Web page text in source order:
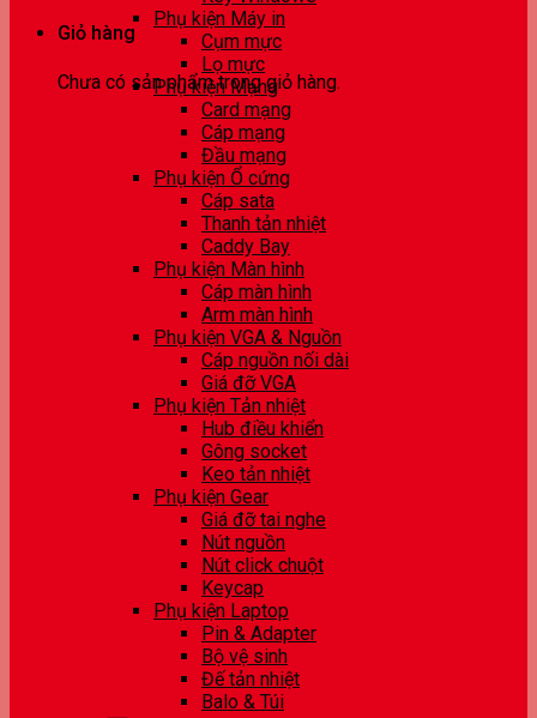
Giỏ hàng
Chưa có sản phẩm trong giỏ hàng.
Phụ kiện Máy in
Cụm mực
Lọ mực
Phụ kiện Mạng
Card mạng
Cáp mạng
Đầu mạng
Phụ kiện Ổ cứng
Cáp sata
Thanh tản nhiệt
Caddy Bay
Phụ kiện Màn hình
Cáp màn hình
Arm màn hình
Phụ kiện VGA & Nguồn
Cáp nguồn nối dài
Giá đỡ VGA
Phụ kiện Tản nhiệt
Hub điều khiển
Gông socket
Keo tản nhiệt
Phụ kiện Gear
Giá đỡ tai nghe
Nút nguồn
Nút click chuột
Keycap
Phụ kiện Laptop
Pin & Adapter
Bộ vệ sinh
Đế tản nhiệt
Balo & Túi